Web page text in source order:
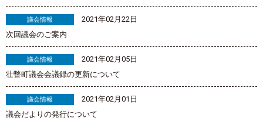
議会情報
2021年02月22日
次回議会のご案内
議会情報
2021年02月05日
壮瞥町議会会議録の更新について
議会情報
2021年02月01日
議会だよりの発行について